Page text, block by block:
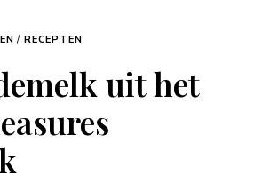
/ RECEPTEN
uit het